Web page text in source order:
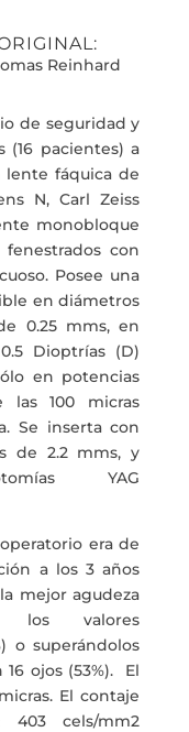
Reinhard
de seguridad y
(16 pacientes) a
lente fáquica de
N, Carl Zeiss
monobloque
con
Posee una
en diámetros
0.25 mms, en
Dioptrías (D)
en potencias
las 100 micras
Se inserta con
de 2.2 mms, y
YAG
era de
a los 3 años
mejor agudeza
los valores
o superándolos
ojos (53%). El
El contaje
cels/mm2